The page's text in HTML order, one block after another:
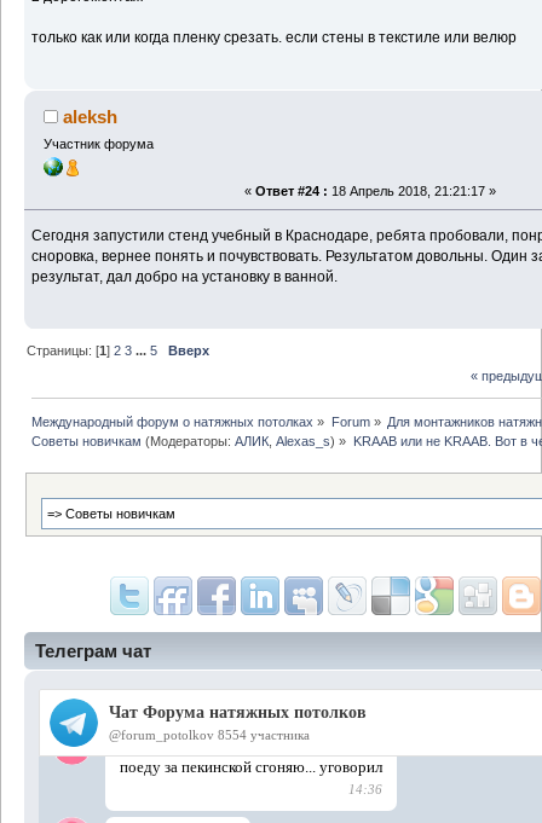
Телеграм чат
только как или когда пленку срезать. если стены в текстиле или велюр
aleksh
Участник форума
« Ответ #24 : 18 Апрель 2018, 21:21:17 »
Сегодня запустили стенд учебный в Краснодаре, ребята пробовали,
сноровка, вернее понять и почувствовать. Результатом довольны. Один
результат, дал добро на установку в ванной.
Страницы: [1]2 3 ...5
Вверх
«
Международный форум о натяжных потолках » Forum» Для монтажников
Советы новичкам (Модераторы:АЛИК ,Alexas_s) » KRAAB или не KRAAB. Вот в